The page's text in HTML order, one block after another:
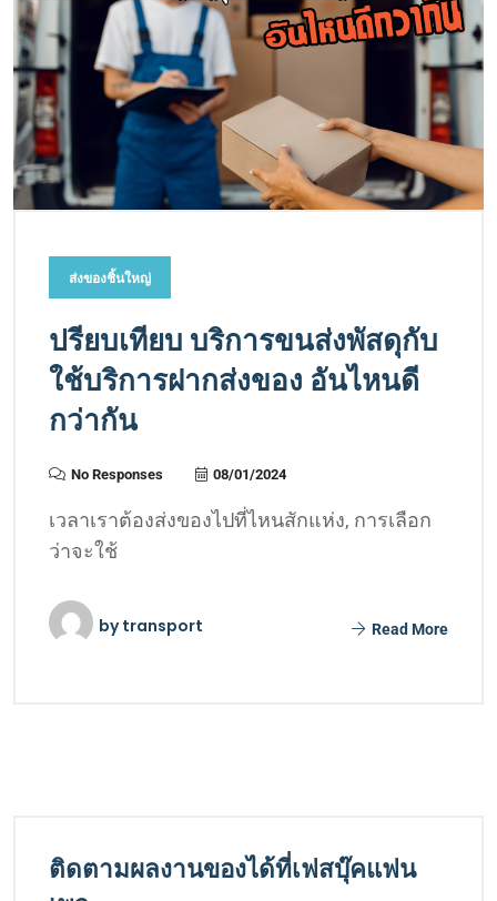
ส่งของชิ้นใหญ่
ปรียบเทียบ บริการขนส่งพัสดุกับ
ใช้บริการฝากส่งของ อันไหนดี
กว่ากัน
No Responses 08/01/2024
เวลาเราต้องส่งของไปที่ไหนสักแห่ง, การเลือก
ว่าจะใช้
bytransport Read More
ติดตามผลงานของได้ที่เฟสบุ๊คแฟน